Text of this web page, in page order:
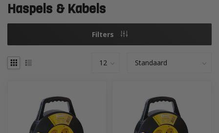
Haspels & Kabels
Filters